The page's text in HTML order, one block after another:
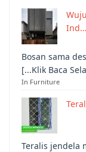
Ind…
Bosan sama
[...Klik Baca
In Furniture
Teralis jendela